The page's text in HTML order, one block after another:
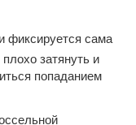
фиксируется сама
затянуть и
попаданием